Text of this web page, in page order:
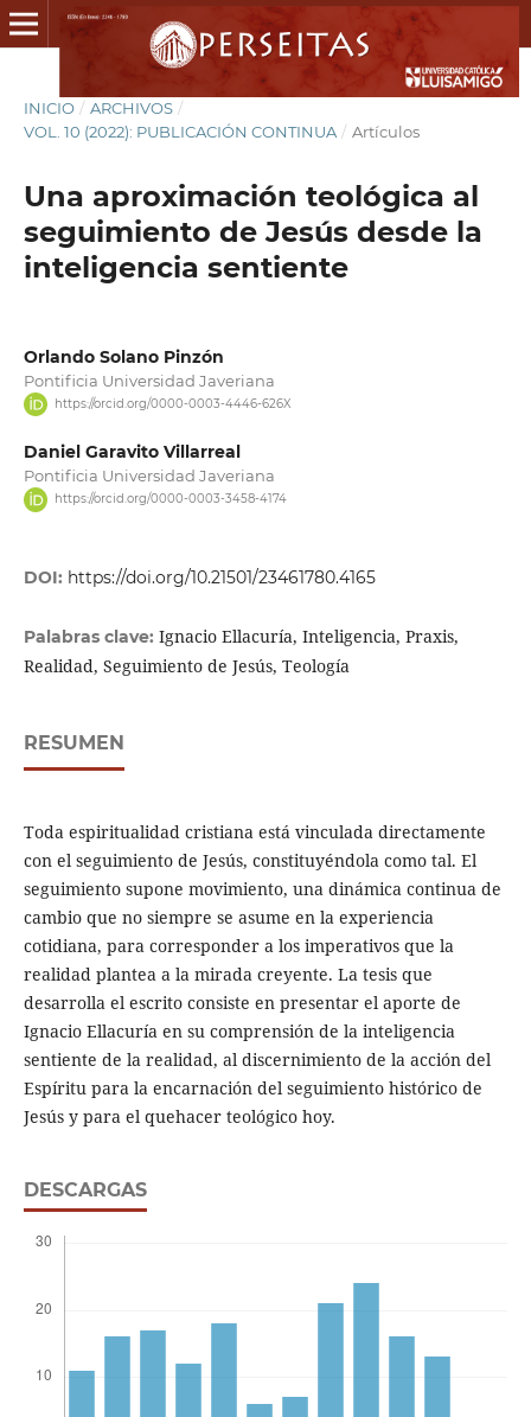
INICIO / ARCHIVOS /
VOL. 10 (2022): PUBLICACIÓN CONTINUA / Artículos
Una aproximación teológica al
seguimiento de Jesús desde la
inteligencia sentiente
Orlando Solano Pinzón
Pontificia Universidad Javeriana
https://orcid.org/0000-0003-4446-626X
Daniel Garavito Villarreal
Pontificia Universidad Javeriana
https://orcid.org/0000-0003-3458-4174
DOI: https://doi.org/10.21501/23461780.4165
Palabras clave: Ignacio Ellacuría, Inteligencia, Praxis,
Realidad, Seguimiento de Jesús, Teología
RESUMEN
Toda espiritualidad cristiana está vinculada directamente
con el seguimiento de Jesús, constituyéndola como tal. El
seguimiento supone movimiento, una dinámica continua de
cambio que no siempre se asume en la experiencia
cotidiana, para corresponder a los imperativos que la
realidad plantea a la mirada creyente. La tesis que
desarrolla el escrito consiste en presentar el aporte de
Ignacio Ellacuría en su comprensión de la inteligencia
sentiente de la realidad, al discernimiento de la acción del
Espíritu para la encarnación del seguimiento histórico de
Jesús y para el quehacer teológico hoy.
DESCARGAS